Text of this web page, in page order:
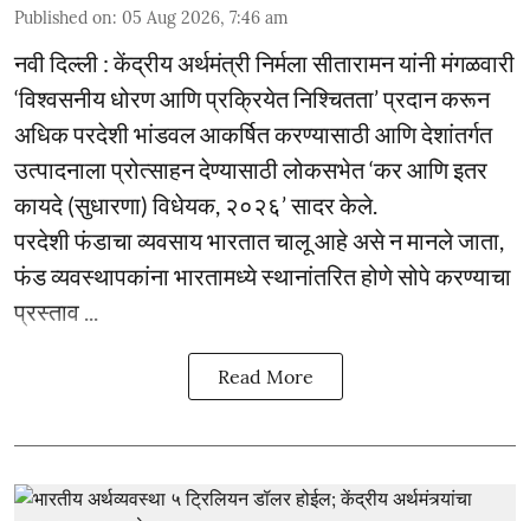
Published on: 05 Aug 2026, 7:46 am
नवी दिल्ली : केंद्रीय अर्थमंत्री निर्मला सीतारामन यांनी मंगळवारी
‘विश्वसनीय धोरण आणि प्रक्रियेत निश्चितता’ प्रदान करून
अधिक परदेशी भांडवल आकर्षित करण्यासाठी आणि देशांतर्गत
उत्पादनाला प्रोत्साहन देण्यासाठी लोकसभेत ‘कर आणि इतर
कायदे (सुधारणा) विधेयक, २०२६’ सादर केले.
परदेशी फंडाचा व्यवसाय भारतात चालू आहे असे न मानले जाता,
फंड व्यवस्थापकांना भारतामध्ये स्थानांतरित होणे सोपे करण्याचा
प्रस्ताव ...
Read More